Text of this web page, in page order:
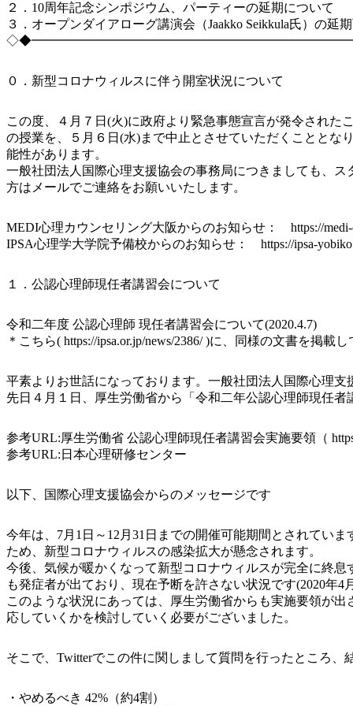
２．10周年記念シンポジウム、パーティーの延期について
３．オープンダイアローグ講演会（Jaakko Seikkula氏）の延
０．新型コロナウィルスに伴う開室状況について
この度、４月７日(火)に政府より緊急事態宣言が発令され
の授業を、５月６日(水)まで中止とさせていただくこととな
能性があります。
一般社団法人国際心理支援協会の事務局につきましても、
方はメールでご連絡をお願いいたします。
MEDI心理カウンセリング大阪からのお知らせ： https://medi-
IPSA心理学大学院予備校からのお知らせ： https://ipsa-
１．公認心理師現任者講習会について
令和二年度 公認心理師 現任者講習会について(2020.4.7)
＊こちら( https://ipsa.or.jp/news/2386/ )に、同様の文書を掲
平素よりお世話になっております。一般社団法人国際心理支
先日４月１日、厚生労働省から「令和二年公認心理師現任
参考URL:厚生労働省 公認心理師現任者講習会実施要領（
参考URL:日本心理研修センター
以下、国際心理支援協会からのメッセージです
今年は、7月1日～12月31日までの開催可能期間とされてい
ため、新型コロナウィルスの感染拡大が懸念されます。
今後、気候が暖かくなって新型コロナウィルスが完全に終
も発症者が出ており、現在予断を許さない状況です(2020年4
このような状況にあっては、厚生労働省からも実施要領が
応していくかを検討していく必要がございました。
そこで、Twitterでこの件に関しまして質問を行ったところ、
・やめるべき 42%（約4割）